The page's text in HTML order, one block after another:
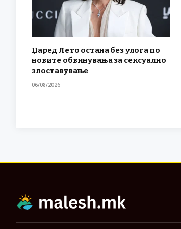
Џаред Лето остана без улога по
новите обвинувања за сексуално
злоставување
06/08/2026